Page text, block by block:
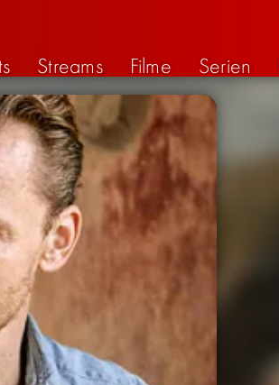
Streams Filme Serien